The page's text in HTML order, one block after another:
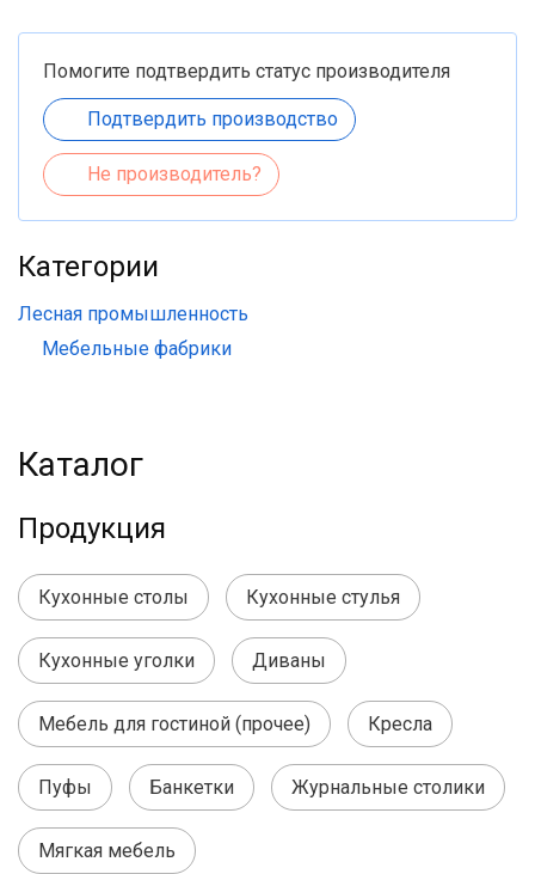
Помогите подтвердить статус производителя
Подтвердить производство
Не производитель?
Категории
Лесная промышленность
Мебельные фабрики
Каталог
Продукция
Кухонные столы Кухонные стулья
Кухонные уголки Диваны
Мебель для гостиной (прочее) Кресла
Пуфы Банкетки Журнальные столики
Мягкая мебель